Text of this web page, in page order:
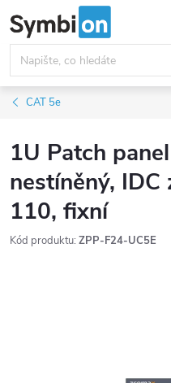
na
obsah
CAT 5e
1U Patch
nestíněný,
110, fixní
Kód produktu: ZPP-F24-UC5E